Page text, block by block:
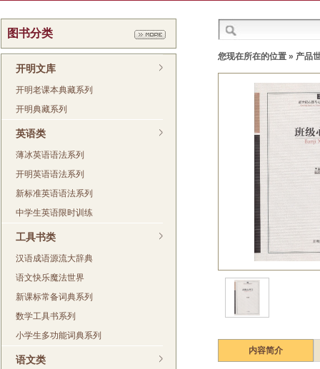
图书分类
开明文库
开明老课本典藏系列
开明典藏系列
英语类
薄冰英语语法系列
开明英语语法系列
新标准英语语法系列
中学生英语限时训练
工具书类
汉语成语源流大辞典
语文快乐魔法世界
新课标常备词典系列
数学工具书系列
小学生多功能词典系列
语文类
您现在所在的位置 » 产品
内容简介